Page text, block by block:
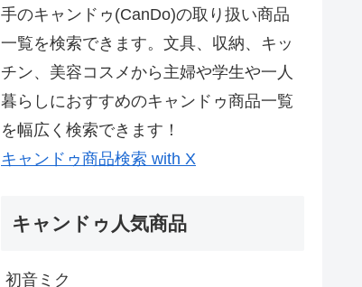
手のキャンドゥ(CanDo)の取り扱い商品
一覧を検索できます。文具、収納、キッ
チン、美容コスメから主婦や学生や一人
暮らしにおすすめのキャンドゥ商品一覧
を幅広く検索できます！
キャンドゥ商品検索 with X
キャンドゥ人気商品
初音ミク